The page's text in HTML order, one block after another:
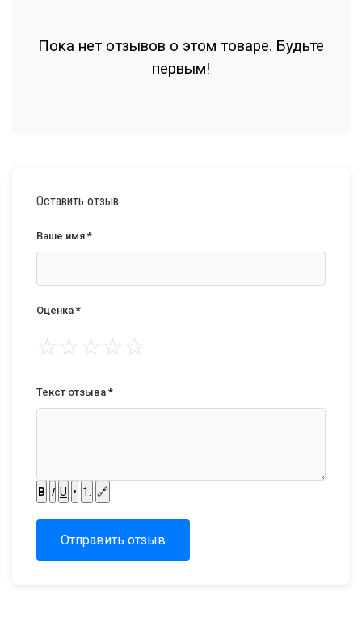
Пока нет отзывов о этом товаре. Будьте
первым!
Оставить отзыв
Ваше имя *
Оценка *
☆☆☆☆☆
Текст отзыва *
B I U • 1. 🔗
Отправить отзыв